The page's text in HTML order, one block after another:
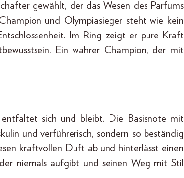
gewählt, der das Wesen des Parfums
und Olympiasieger steht wie kein
Im Ring zeigt er pure Kraft
Ein wahrer Champion, der mit
sich und bleibt. Die Basisnote mit
und verführerisch, sondern so beständig
kraftvollen Duft ab und hinterlässt einen
niemals aufgibt und seinen Weg mit Stil